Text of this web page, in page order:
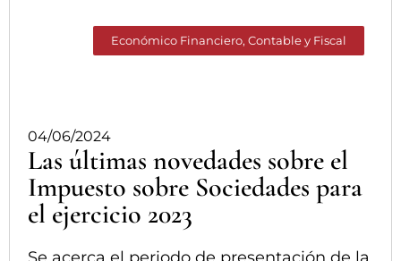
Económico Financiero, Contable y Fiscal
04/06/2024
Las últimas novedades sobre el
Impuesto sobre Sociedades para
el ejercicio 2023